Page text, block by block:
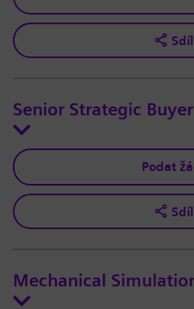
Senior Strategic
Podat
Mechanical